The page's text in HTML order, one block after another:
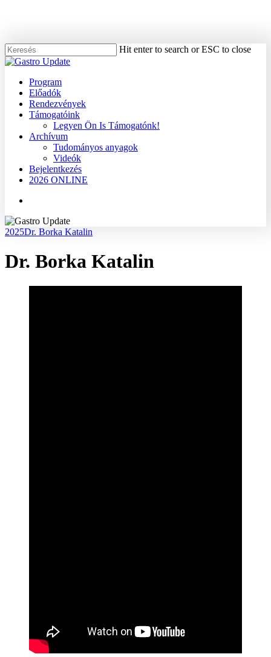
content
Hit enter to search or ESC to close
Close
Menu
Program
Előadók
Rendezvények
Támogatóink
Legyen Ön Is Támogatónk!
Archívum
Tudományos anyagok
Videók
Bejelentkezés
2026 ONLINE
2025Dr. Borka Katalin
Dr. Borka Katalin